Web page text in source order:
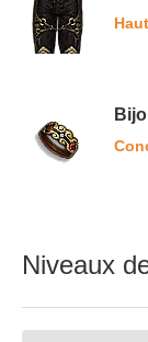
Niveaux